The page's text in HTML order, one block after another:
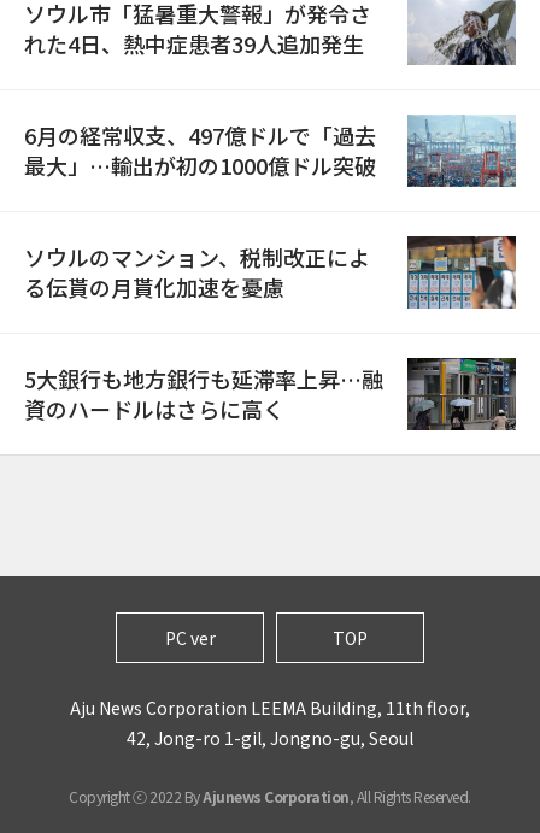
ソウル市「猛暑重大警報」が発令さ
れた4日、熱中症患者39人追加発生
6月の経常収支、497億ドルで「過去
最大」…輸出が初の1000億ドル突破
ソウルのマンション、税制改正によ
る伝貰の月貰化加速を憂慮
5大銀行も地方銀行も延滞率上昇…融
資のハードルはさらに高く
PC ver TOP
Aju News Corporation LEEMA Building, 11th floor,
42, Jong-ro 1-gil, Jongno-gu, Seoul
Copyright ⓒ 2022 ByAjunews Corporation, All Rights Reserved.